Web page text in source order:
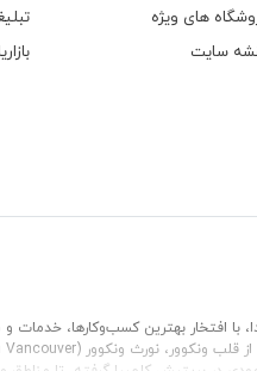
های ویژه
سایت
با افتخار بهترین
قلب ونکوور، نورث ونکوور (North Vancouver)